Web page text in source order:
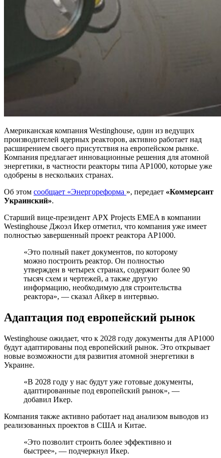
Американская компания Westinghouse, один из ведущих
производителей ядерных реакторов, активно работает над
расширением своего присутствия на европейском рынке.
Компания предлагает инновационные решения для атомной
энергетики, в частности реакторы типа АР1000, которые уже
одобрены в нескольких странах.
Об этом сообщает «Энергореформа », передает «Коммерсант
Украинский».
Старший вице-президент APX Projects EMEA в компании
Westinghouse Джоэл Икер отметил, что компания уже имеет
полностью завершенный проект реактора АР1000.
«Это полный пакет документов, по которому
можно построить реактор. Он полностью
утвержден в четырех странах, содержит более 90
тысяч схем и чертежей, а также другую
информацию, необходимую для строительства
реактора», — сказал Айкер в интервью.
Адаптация под европейский рынок
Westinghouse ожидает, что к 2028 году документы для АР1000
будут адаптированы под европейский рынок. Это открывает
новые возможности для развития атомной энергетики в
Украине.
«В 2028 году у нас будут уже готовые документы,
адаптированные под европейский рынок», —
добавил Икер.
Компания также активно работает над анализом выводов из
реализованных проектов в США и Китае.
«Это позволит строить более эффективно и
быстрее», — подчеркнул Икер.